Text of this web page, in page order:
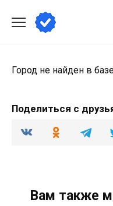
содержанию
Город не найден в
Поделиться с
Вам также